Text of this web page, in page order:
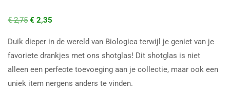
5
klantbeoordeling
€2,75 € 2,35
Duik dieper in de wereld van Biologica terwijl je geniet van je
favoriete drankjes met ons shotglas! Dit shotglas is niet
alleen een perfecte toevoeging aan je collectie, maar ook een
uniek item nergens anders te vinden.